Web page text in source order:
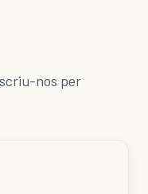
nos per